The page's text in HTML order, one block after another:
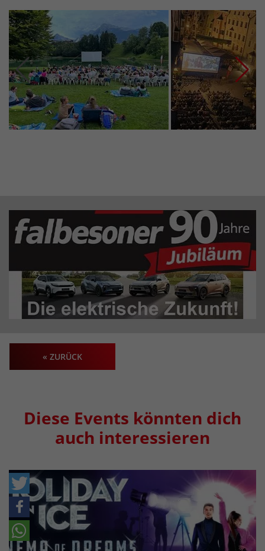
« ZURÜCK
Diese Events könnten dich
auch interessieren